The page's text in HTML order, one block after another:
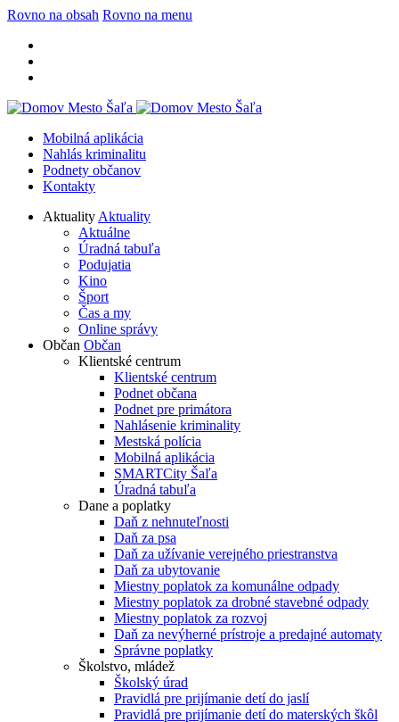
Rovno na obsah Rovno na menu
Mobilná aplikácia
Nahlás kriminalitu
Podnety občanov
Kontakty
Aktuality Aktuality
Aktuálne
Úradná tabuľa
Podujatia
Kino
Šport
Čas a my
Online správy
Občan Občan
Klientské centrum
Klientské centrum
Podnet občana
Podnet pre primátora
Nahlásenie kriminality
Mestská polícia
Mobilná aplikácia
SMARTCity Šaľa
Úradná tabuľa
Dane a poplatky
Daň z nehnuteľnosti
Daň za psa
Daň za užívanie verejného priestranstva
Daň za ubytovanie
Miestny poplatok za komunálne odpady
Miestny poplatok za drobné stavebné odpady
Miestny poplatok za rozvoj
Daň za nevýherné prístroje a predajné automaty
Správne poplatky
Školstvo, mládež
Školský úrad
Pravidlá pre prijímanie detí do jaslí
Pravidlá pre prijímanie detí do materských škôl